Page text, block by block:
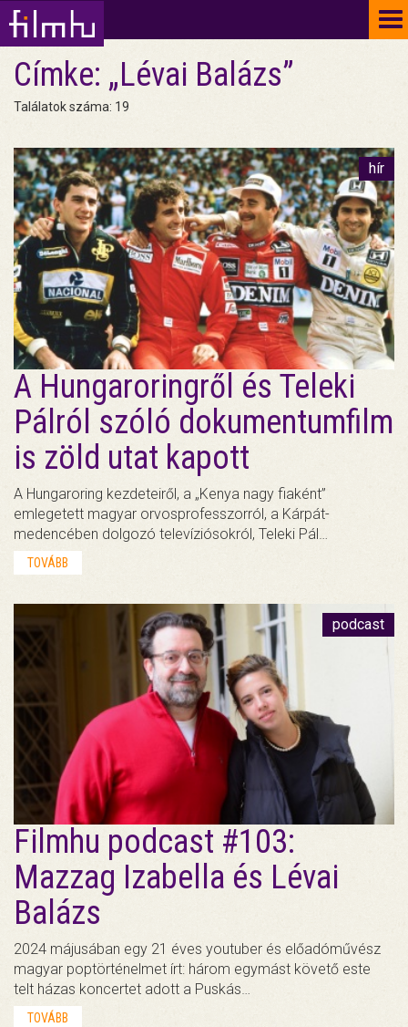
Címke: „Lévai Balázs”
Találatok száma: 19
hír
A Hungaroringről és Teleki
Pálról szóló dokumentumfilm
is zöld utat kapott
A Hungaroring kezdeteiről, a „Kenya nagy fiaként”
emlegetett magyar orvosprofesszorról, a Kárpát-
medencében dolgozó televíziósokról, Teleki Pál…
TOVÁBB
podcast
Filmhu podcast #103:
Mazzag Izabella és Lévai
Balázs
2024 májusában egy 21 éves youtuber és előadóművész
magyar poptörténelmet írt: három egymást követő este
telt házas koncertet adott a Puskás…
TOVÁBB